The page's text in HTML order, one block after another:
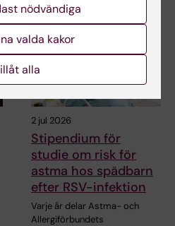
2 jul 2026
Stipendium för
studie om risk för
astma hos spädbarn
efter RSV-infektion
Varje år delar Astma- och
Allergiförbundets
nödvändiga
valda kakor
alla